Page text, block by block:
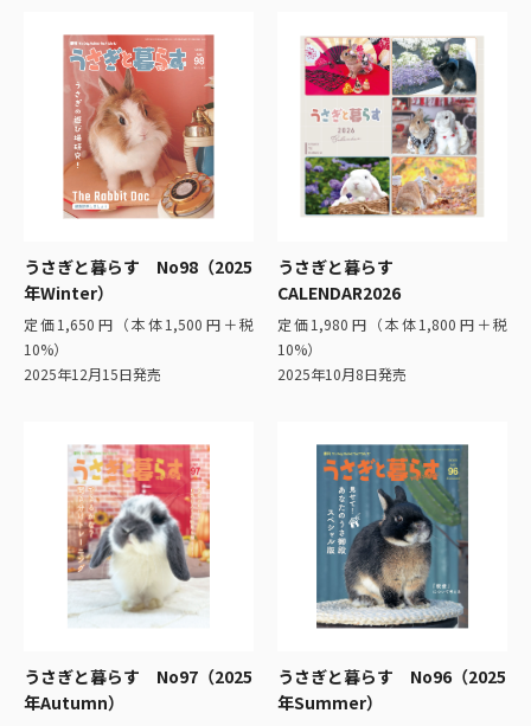
うさぎと暮らす No98（2025
年Winter）
定価1,650円（本体1,500円＋税
10%）
2025年12月15日発売
うさぎと暮らす
CALENDAR2026
定価1,980円（本体1,800円＋税
10%）
2025年10月8日発売
うさぎと暮らす No97（2025
年Autumn）
うさぎと暮らす No96（2025
年Summer）